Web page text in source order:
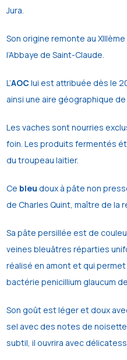
Jura.
Son origine remonte au
l’Abbaye de Saint-Claude.
L’AOClui est attribuée dès le
ainsi une aire géographique
Les vaches sont nourries
foin. Les produits fermentés
du troupeau laitier.
Ce bleu doux à pâte non
de Charles Quint, maître de la
Sa pâte persillée est de
veines bleuâtres réparties
réalisé en amont et qui permet
bactérie penicillium glaucum
Son goût est léger et doux
sel avec des notes de
subtil, il ouvrira avec